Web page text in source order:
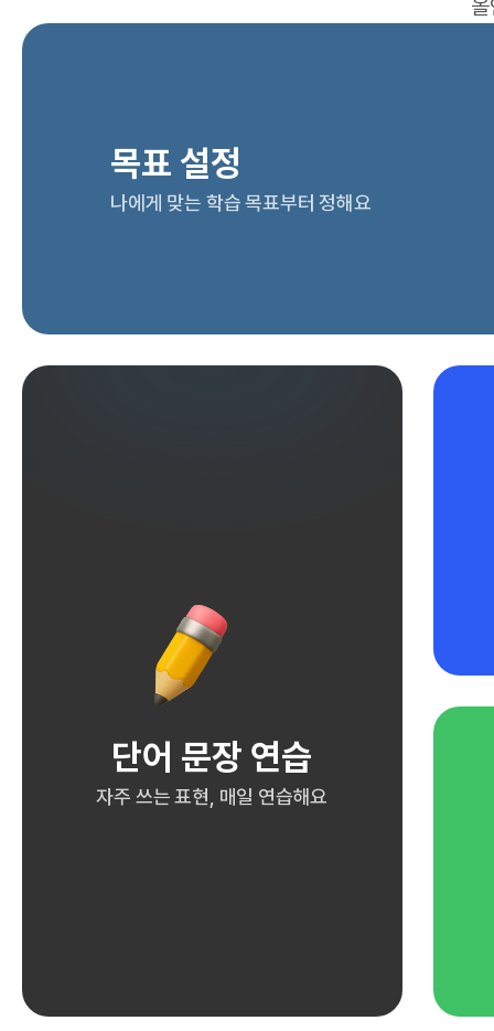
목표 설정
나에게 맞는 학습 목표부터 정해요
단어 문장 연습
자주 쓰는 표현, 매일 연습해요